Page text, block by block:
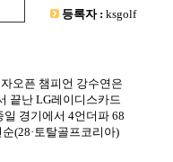
등록자 : ksgolf
오픈 챔피언 강수연은
끝난 LG레이디스카드
경기에서 4언더파 68
(28·토탈골프코리아)